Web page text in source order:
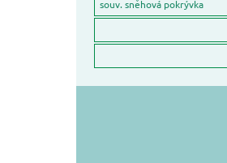
souv. sněhová pokrývka